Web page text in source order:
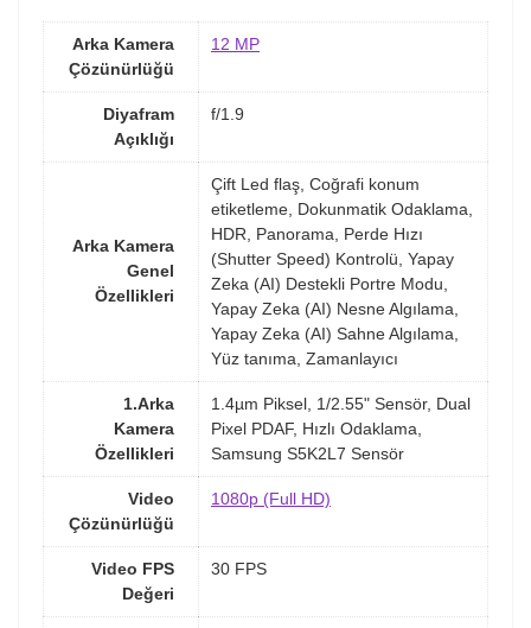
Arka Kamera
Çözünürlüğü
12 MP
Diyafram
Açıklığı
f/1.9
Arka Kamera
Genel
Özellikleri
Çift Led flaş, Coğrafi konum
etiketleme, Dokunmatik Odaklama,
HDR, Panorama, Perde Hızı
(Shutter Speed) Kontrolü, Yapay
Zeka (AI) Destekli Portre Modu,
Yapay Zeka (AI) Nesne Algılama,
Yapay Zeka (AI) Sahne Algılama,
Yüz tanıma, Zamanlayıcı
1.Arka
Kamera
Özellikleri
1.4µm Piksel, 1/2.55" Sensör, Dual
Pixel PDAF, Hızlı Odaklama,
Samsung S5K2L7 Sensör
Video
Çözünürlüğü
1080p (Full HD)
Video FPS
Değeri
30 FPS